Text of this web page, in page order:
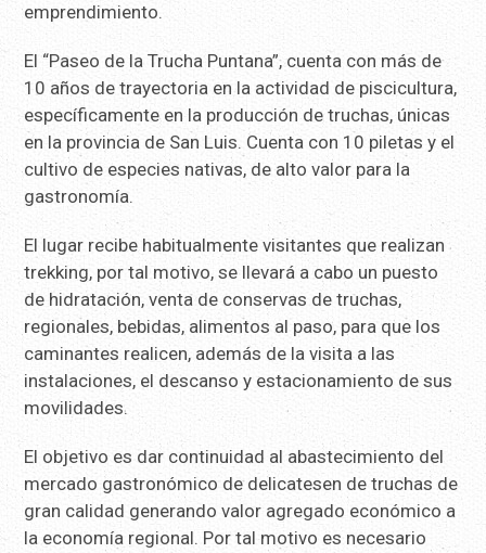
emprendimiento.
El “Paseo de la Trucha Puntana”, cuenta con más de
10 años de trayectoria en la actividad de piscicultura,
específicamente en la producción de truchas, únicas
en la provincia de San Luis. Cuenta con 10 piletas y el
cultivo de especies nativas, de alto valor para la
gastronomía.
El lugar recibe habitualmente visitantes que realizan
trekking, por tal motivo, se llevará a cabo un puesto
de hidratación, venta de conservas de truchas,
regionales, bebidas, alimentos al paso, para que los
caminantes realicen, además de la visita a las
instalaciones, el descanso y estacionamiento de sus
movilidades.
El objetivo es dar continuidad al abastecimiento del
mercado gastronómico de delicatesen de truchas de
gran calidad generando valor agregado económico a
la economía regional. Por tal motivo es necesario